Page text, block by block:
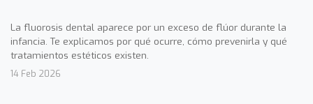
La fluorosis dental aparece por un exceso de flúor durante la
infancia. Te explicamos por qué ocurre, cómo prevenirla y qué
tratamientos estéticos existen.
14 Feb 2026